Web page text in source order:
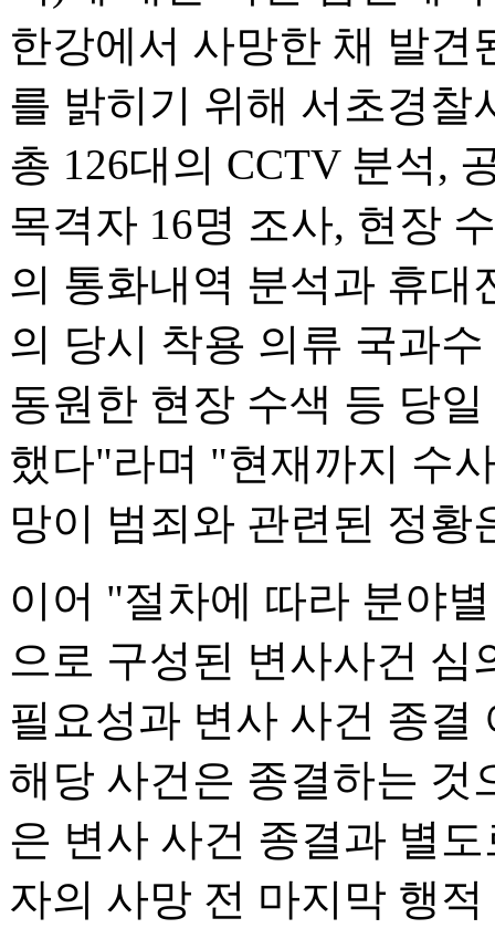
한강에서 사망한 채 발견
를 밝히기 위해 서초경찰
총 126대의 CCTV 분석,
목격자 16명 조사, 현장
의 통화내역 분석과 휴대
의 당시 착용 의류 국과
동원한 현장 수색 등 당
했다"라며 "현재까지 수
망이 범죄와 관련된 정
이어 "절차에 따라 분야
으로 구성된 변사사건 심
필요성과 변사 사건 종결
해당 사건은 종결하는
은 변사 사건 종결과 별
자의 사망 전 마지막 행